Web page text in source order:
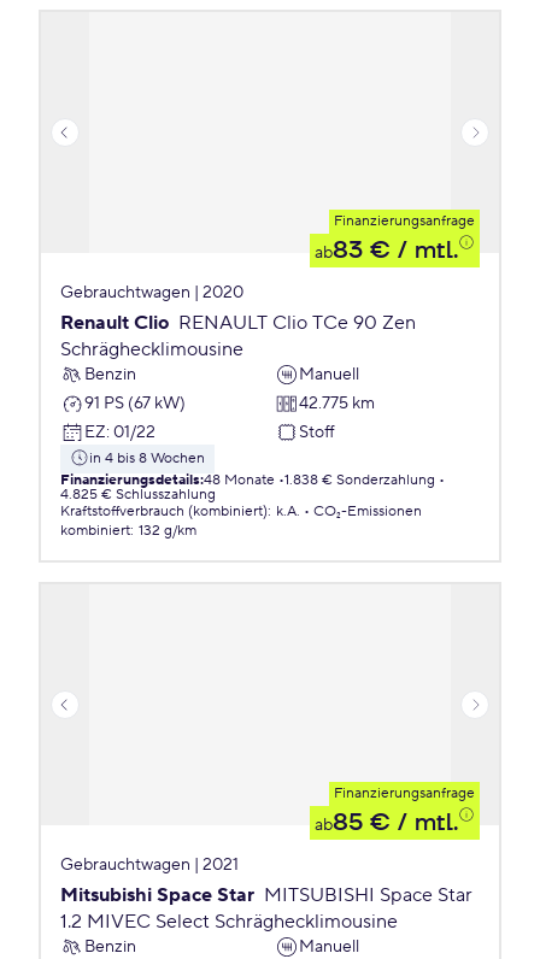
Finanzierungsanfrage
ab83 € / mtl.
Gebrauchtwagen | 2020
Renault Clio RENAULT Clio TCe 90 Zen
Schräghecklimousine
Benzin
Manuell
91 PS (67 kW)
42.775 km
EZ: 01/22 Stoff
in 4 bis 8 Wochen
Finanzierungsdetails:48 Monate 1.838 € Sonderzahlung
4.825 € Schlusszahlung
Kraftstoffverbrauch (kombiniert): k.A.
CO₂-Emissionen
kombiniert: 132 g/km
Finanzierungsanfrage
ab85 € / mtl.
Gebrauchtwagen | 2021
Mitsubishi Space Star MITSUBISHI Space Star
1.2 MIVEC Select Schräghecklimousine
Benzin Manuell